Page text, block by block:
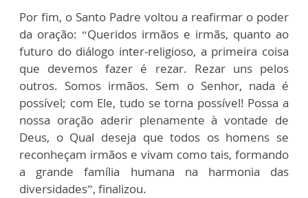
Por fim, o Santo Padre voltou a reafirmar o poder
da oração: “Queridos irmãos e irmãs, quanto ao
futuro do diálogo inter-religioso, a primeira coisa
que devemos fazer é rezar. Rezar uns pelos
outros. Somos irmãos. Sem o Senhor, nada é
possível; com Ele, tudo se torna possível! Possa a
nossa oração aderir plenamente à vontade de
Deus, o Qual deseja que todos os homens se
reconheçam irmãos e vivam como tais, formando
a grande família humana na harmonia das
diversidades”, finalizou.